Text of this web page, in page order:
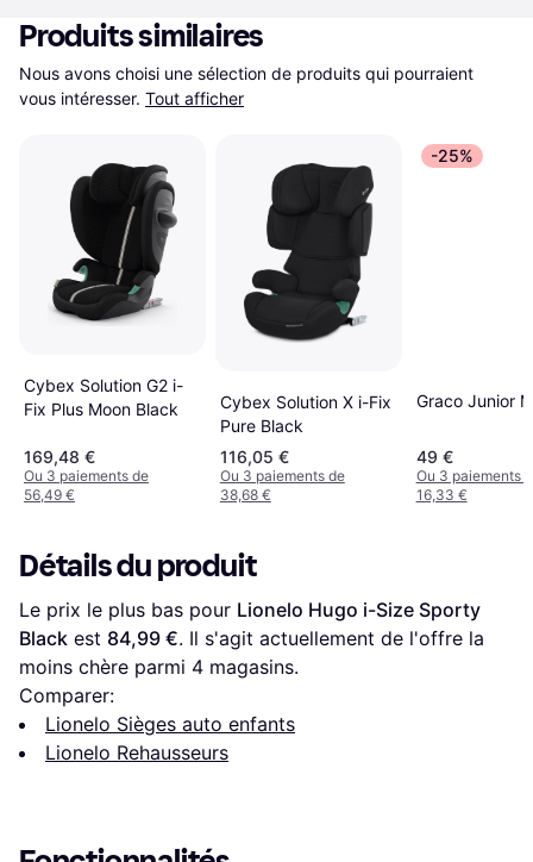
Produits similaires
Nous avons choisi une sélection de produits qui pourraient
vous intéresser. Tout afficher
Cybex Solution G2 i-
Fix Plus Moon Black
169,48 €
Ou 3 paiements de
56,49 €
Cybex Solution X i-Fix
Pure Black
116,05 €
Ou 3 paiements de
38,68 €
-25%
Graco Junior
49 €
Ou 3 paiements
16,33 €
Détails du produit
Le prix le plus bas pour Lionelo Hugo i-Size Sporty
Black est 84,99 €. Il s'agit actuellement de l'offre la
moins chère parmi 4 magasins.
Comparer:
Lionelo Sièges auto enfants
Lionelo Rehausseurs